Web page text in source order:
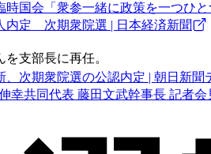
国会「衆参一緒に政策を一つひ
内定 次期衆院選 | 日本経済新聞
支部長に再任。
、次期衆院選の公認内定 | 朝日新聞
幸共同代表 藤田文武幹事長 記者会